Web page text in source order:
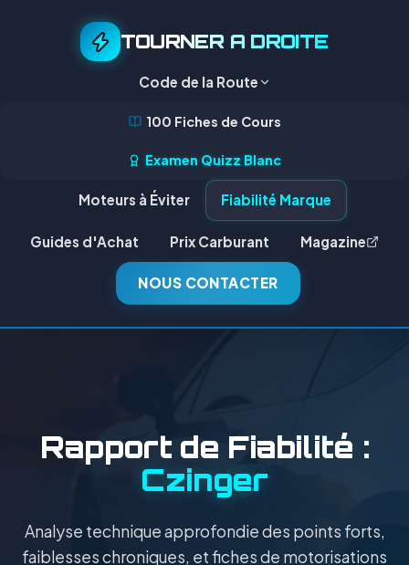
TOURNER A DROITE
Code de la Route
100 Fiches de Cours
Examen Quizz Blanc
Moteurs à Éviter Fiabilité Marque
Guides d'Achat Prix Carburant Magazine
NOUS CONTACTER
Rapport de Fiabilité :
Czinger
Analyse technique approfondie des points forts,
faiblesses chroniques, et fiches de motorisations